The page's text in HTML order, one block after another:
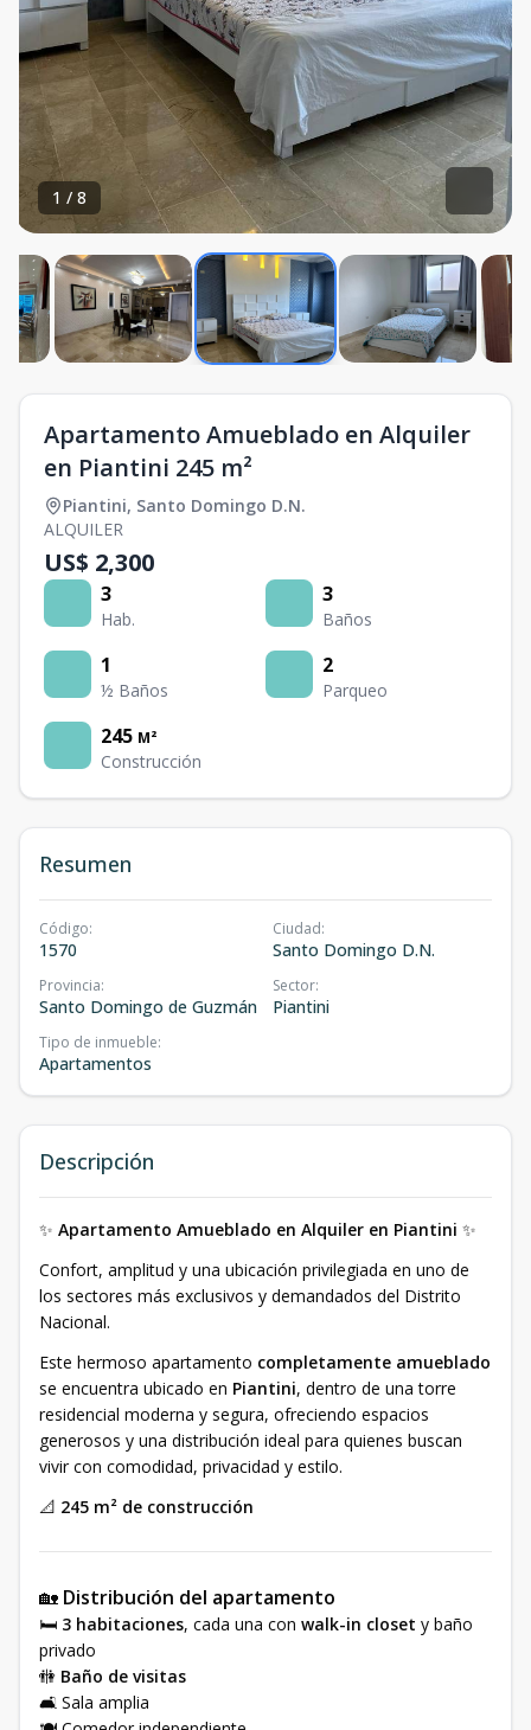
1 / 8
Apartamento Amueblado en Alquiler
en Piantini 245 m²
Piantini, Santo Domingo D.N.
ALQUILER
US$ 2,300
3
Hab.
3
Baños
1
½ Baños
2
Parqueo
245 M²
Construcción
Resumen
Código:
1570
Ciudad:
Santo Domingo D.N.
Provincia:
Santo Domingo de Guzmán
Sector:
Piantini
Tipo de inmueble:
Apartamentos
Descripción
✨ Apartamento Amueblado en Alquiler en Piantini ✨
Confort, amplitud y una ubicación privilegiada en uno de
los sectores más exclusivos y demandados del Distrito
Nacional.
Este hermoso apartamento completamente amueblado
se encuentra ubicado en Piantini, dentro de una torre
residencial moderna y segura, ofreciendo espacios
generosos y una distribución ideal para quienes buscan
vivir con comodidad, privacidad y estilo.
📐 245 m² de construcción
🏡 Distribución del apartamento
🛏️ 3 habitaciones, cada una con walk-in closet y baño
privado
🚻 Baño de visitas
🛋️ Sala amplia